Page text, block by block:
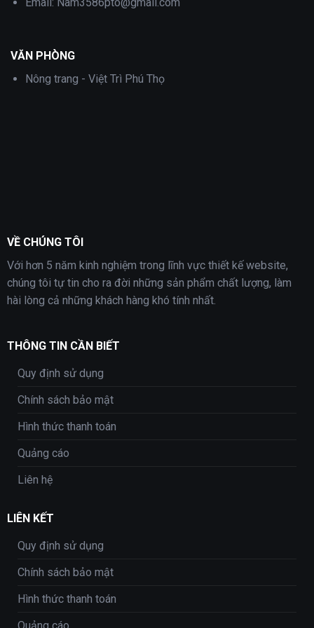
Email: Nam3586pto@gmail.com
VĂN PHÒNG
Nông trang - Việt Trì Phú Thọ
VỀ CHÚNG TÔI
Với hơn 5 năm kinh nghiệm trong lĩnh vực thiết kế website,
chúng tôi tự tin cho ra đời những sản phẩm chất lượng, làm
hài lòng cả những khách hàng khó tính nhất.
THÔNG TIN CẦN BIẾT
Quy định sử dụng
Chính sách bảo mật
Hình thức thanh toán
Quảng cáo
Liên hệ
LIÊN KẾT
Quy định sử dụng
Chính sách bảo mật
Hình thức thanh toán